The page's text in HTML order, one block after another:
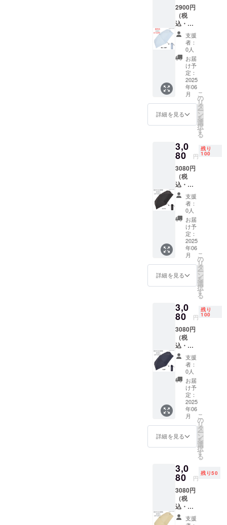
合がご
ざいま
す。 ＊
配送状
況のト
ラブル
等によ
り遅れ
る可能
性もご
ざいま
す。 ＊
検品に
を期し
ており
が、万
が一初
期不良
が発覚
した場
合は、
即時交
換対応
させて
いただ
きま
す。不
良が発
覚した
場合は
問い合
わせ
ページ
からご
ださ
い。
支援
者：1人
お届け
予定：
2025年
06月
合がご
ざいま
す。(ご
使用に
問題は
ありま
せん。)
＊ご注
文状
況、使
用部材
の手
配・製
上など
の都合
日が遅
れる場
合がご
ざいま
す。 ＊
配送状
況のト
ラブル
等によ
り遅れ
る可能
性もご
ざいま
す。 ＊
検品に
を期し
ており
が、万
が一初
期不良
が発覚
した場
合は、
即時交
換対応
させて
いただ
きま
す。不
良が発
覚した
場合は
問い合
わせ
ページ
からご
ださ
い。
色合い
は、PC
の画面
と実物
で多少
異なっ
て見え
ること
がござ
いま
す。 ＊
使用し
生地が
柔らか
ワが目
立つ場
合がご
ざいま
す。(ご
使用に
問題は
ありま
せん。)
＊ご注
文状
況、使
用部材
の手
配・製
上など
の都合
日が遅
れる場
合がご
ざいま
す。 ＊
配送状
況のト
ラブル
等によ
り遅れ
る可能
性もご
ざいま
す。 ＊
検品に
を期し
ており
が、万
が一初
期不良
が発覚
した場
合は、
即時交
換対応
【販売
元】 株
式会社
アス
ティ 日
本（埼
玉県）
商品発
送元
埼玉県
※商品サ
イズ画
像添付
参照 ＊
りま
す。 ＊
色合い
は、PC
の画面
と実物
で多少
異なっ
て見え
ること
がござ
いま
す。 ＊
使用し
生地が
柔らか
ワが目
立つ場
合がご
ざいま
す。(ご
使用に
問題は
ありま
せん。)
＊ご注
文状
況、使
用部材
の手
配・製
上など
の都合
日が遅
れる場
合がご
ざいま
す。 ＊
配送状
況のト
社EC販
売予定
価格：
3,850円
(税込・
配送料
込)・品
質タグ
付き 生
地の組
成 ポ
リエス
テル
100％
原産
国
中国
【販売
元】 株
式会社
アス
ティ 日
本（埼
玉県）
商品発
送元
埼玉県
※商品サ
イズ画
像添付
参照 ＊
りま
す。 ＊
色合い
は、PC
の画面
と実物
で多少
異なっ
て見え
ること
がござ
いま
す。 ＊
使用し
生地が
柔らか
ワが目
立つ場
合がご
ざいま
す。(ご
使用に
問題は
2900円
（税
込・発
送費
込） 残
り：10
人まで
【快滴
DRY】
コンパ
クト5段
式無地
ミニ
超早割
24%OF
F ブ
レー 1
本 (共袋
付き) 自
社EC販
売予定
価格：
3,850円
(税込・
配送料
込)・品
質タグ
付き 生
地の組
成 ポ
リエス
テル
100％
原産
国
中国
【販売
元】 株
式会社
アス
ティ 日
本（埼
玉県）
商品発
送元
埼玉県
※商品サ
イズ画
像添付
参照 ＊
りま
す。 ＊
色合い
は、PC
の画面
と実物
支援
者：
0人
お届
け予
定：
2025
年06
月
詳細を見る
こ
の
リ
タ
ー
ン
を
選
択
す
る
3,0
80 円
残り
100
3080円
（税
込・発
送費
込） 残
り：100
人まで
【快滴
DRY】
コンパ
クト5段
式無地
ミニ
雨の日
応援割
20%OF
ラッ
ク 1本
(共袋付
き) 自社
EC販売
予定価
格：
3,850円
(税込・
送料込)
・品質
タグ付
の組
成 ポ
リエス
テル
50ｃｍ
原産
国
中国
【販売
元】 株
式会社
支援
者：
0人
お届
け予
定：
2025
年06
月
詳細を見る
こ
の
リ
タ
ー
ン
を
選
択
す
る
3,0
80 円
残り
100
3080円
（税
込・発
送費
込） 残
り：100
人まで
【快滴
DRY】
コンパ
クト5段
式無地
ミニ
雨の日
応援割
20%OF
ネイ
ビー 1
本 (共袋
付き)自
社EC販
売予定
価格：
支援
者：
0人
お届
け予
定：
2025
年06
月
詳細を見る
こ
の
リ
タ
ー
ン
を
選
択
す
る
3,0
80 円
残り50
3080円
（税
込・発
送費
込） 残
支援